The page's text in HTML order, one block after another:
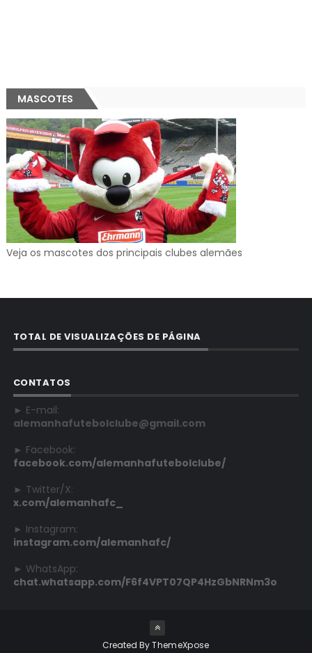
MASCOTES
Veja os mascotes dos principais clubes alemães
TOTAL DE VISUALIZAÇÕES DE PÁGINA
CONTATOS
► E-mail:
alemanhafutebolclube@gmail.com
► Facebook:
facebook.com/alemanhafutebolclube/
► Twitter/X:
x.com/alemanhafc_
► Instagram:
instagram.com/alemanhafc/
► WhatsApp:
chat.whatsapp.com/F6f4VPT07QP4HzGbNRNm3o
Created ByThemeXpose